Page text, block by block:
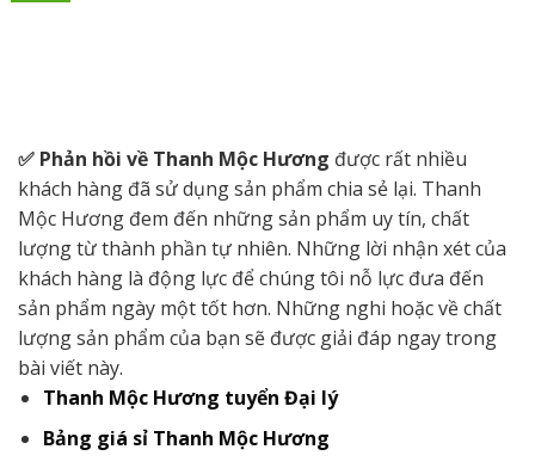
✅ Phản hồi về Thanh Mộc Hương được rất nhiều
khách hàng đã sử dụng sản phẩm chia sẻ lại. Thanh
Mộc Hương đem đến những sản phẩm uy tín, chất
lượng từ thành phần tự nhiên. Những lời nhận xét của
khách hàng là động lực để chúng tôi nỗ lực đưa đến
sản phẩm ngày một tốt hơn. Những nghi hoặc về chất
lượng sản phẩm của bạn sẽ được giải đáp ngay trong
bài viết này.
Thanh Mộc Hương tuyển Đại lý
Bảng giá sỉ Thanh Mộc Hương